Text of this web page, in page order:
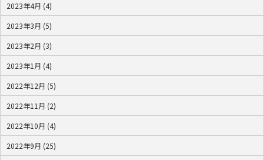
2023年4月 (4)
2023年3月 (5)
2023年2月 (3)
2023年1月 (4)
2022年12月 (5)
2022年11月 (2)
2022年10月 (4)
2022年9月 (25)